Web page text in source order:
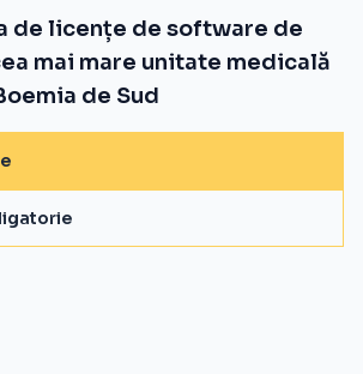
de licențe de software de
mai mare unitate medicală
de Sud